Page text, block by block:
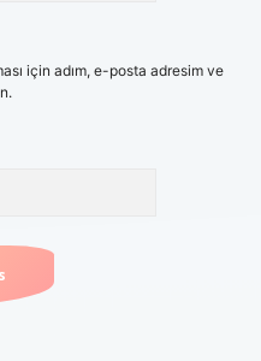
için adım, e-posta adresim ve